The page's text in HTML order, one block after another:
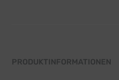
PRODUKTINFORMATIONEN